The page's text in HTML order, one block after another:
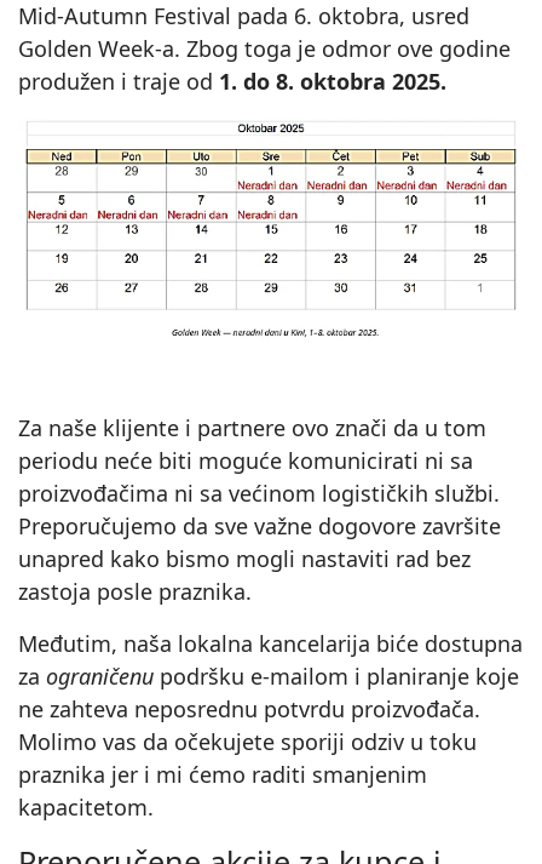
Mid-Autumn Festival pada 6. oktobra, usred
Golden Week-a. Zbog toga je odmor ove godine
produžen i traje od 1. do 8. oktobra 2025.
Za naše klijente i partnere ovo znači da u tom
periodu neće biti moguće komunicirati ni sa
proizvođačima ni sa većinom logističkih službi.
Preporučujemo da sve važne dogovore završite
unapred kako bismo mogli nastaviti rad bez
zastoja posle praznika.
Međutim, naša lokalna kancelarija biće dostupna
za ograničenu podršku e‑mailom i planiranje koje
ne zahteva neposrednu potvrdu proizvođača.
Molimo vas da očekujete sporiji odziv u toku
praznika jer i mi ćemo raditi smanjenim
kapacitetom.